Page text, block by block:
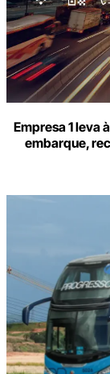
Empresa 1 leva
embarque,